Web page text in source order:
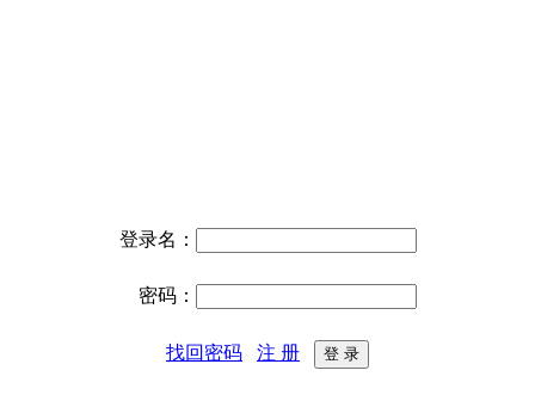
登录名：
密码：
找回密码 注 册